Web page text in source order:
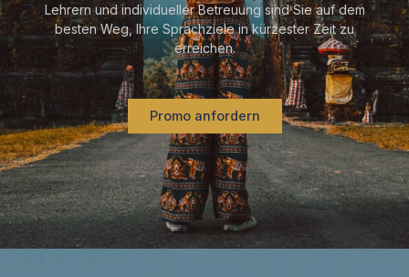
Lehrern und individueller Betreuung sind Sie auf dem
besten Weg, Ihre Sprachziele in kürzester Zeit zu
erreichen.
Promo anfordern